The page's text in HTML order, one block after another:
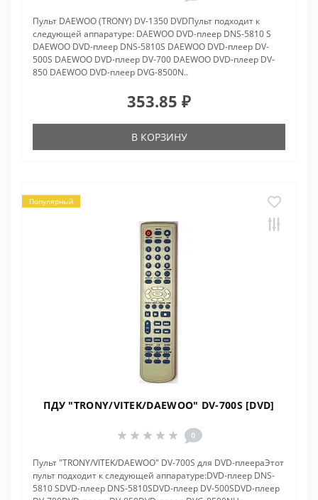
Пульт DAEWOO (TRONY) DV-1350 DVDПульт подходит к
следующей аппаратуре: DAEWOO DVD-плеер DNS-5810 S
DAEWOO DVD-плеер DNS-5810S DAEWOO DVD-плеер DV-
500S DAEWOO DVD-плеер DV-700 DAEWOO DVD-плеер DV-
850 DAEWOO DVD-плеер DVG-8500N..
353.85 ₽
В КОРЗИНУ
Популярный
ПДУ "TRONY/VITEK/DAEWOO" DV-700S [DVD]
0
Пульт "TRONY/VITEK/DAEWOO" DV-700S для DVD-плеераЭтот
пульт подходит к следующей аппаратуре:DVD-плеер DNS-
5810 SDVD-плеер DNS-5810SDVD-плеер DV-500SDVD-плеер